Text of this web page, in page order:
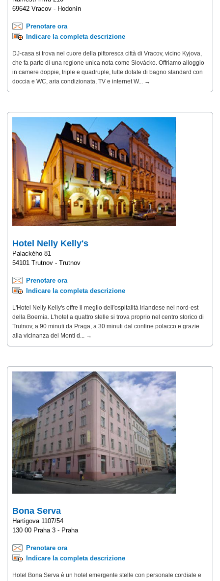
69642 Vracov - Hodonín
Prenotare ora
Indicare la completa descrizione
DJ-casa si trova nel cuore della pittoresca città di Vracov, vicino Kyjova,
che fa parte di una regione unica nota come Slovácko. Offriamo alloggio
in camere doppie, triple e quadruple, tutte dotate di bagno standard con
doccia e WC, aria condizionata, TV e internet W... →
Hotel Nelly Kelly's
Palackého 81
54101 Trutnov - Trutnov
Prenotare ora
Indicare la completa descrizione
L'Hotel Nelly Kelly's offre il meglio dell'ospitalità irlandese nel nord-est
della Boemia. L'hotel a quattro stelle si trova proprio nel centro storico di
Trutnov, a 90 minuti da Praga, a 30 minuti dal confine polacco e grazie
alla vicinanza dei Monti d... →
Bona Serva
Hartigova 1107/54
130 00 Praha 3 - Praha
Prenotare ora
Indicare la completa descrizione
Hotel Bona Serva è un hotel emergente stelle con personale cordiale e